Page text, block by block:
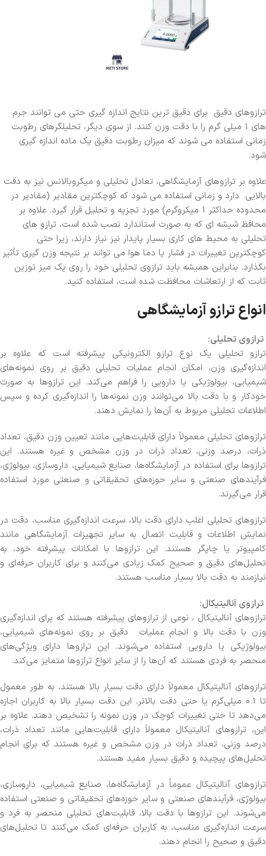
ترازوهای دقیق برای دقیق ترین نتایج اندازه گیری حتی می توانند جرم
های 1 میلی گرم را با دقت وزن کنند. از سوی دیگر، تحلیلگرهای رطوبت
زمانی استفاده می شوند که میزان رطوبت دقیق یک ماده اندازه گیری
شود.
علاوه بر ترازوهای آزمایشگاهی، تعادل تحلیلی و میکروبالانس نیز به دقت
بالایی دارد و زمانی استفاده می شود که کوچکترین مقادیر (مقادیر در
محدوده حداکثر 1 میکروگرم) مورد تجزیه و تحلیل قرار گیرد. علاوه بر
محافظ شیشه ای که به صورت استاندارد نصب شده است، ترازو های
تحلیلی به محیط های کاری بسیار پایدار نیز نیاز دارند، زیرا حتی
کوچکترین تغییرات در فشار یا دما هوا می تواند بر نتیجه وزن گیری تأثیر
بگذارد. بنابراین همیشه باید ترازوی تحلیلی خود را روی یک میز توزین
ثابت که از ارتعاشات محافظت شده است، استفاده کنید.
انواع ترازو آزمایشگاهی
ترازوی تحلیلی:
ترازو تحلیلی یک نوع ترازو الکترونیکی پیشرفته است که علاوه بر
اندازه‌گیری وزن، امکان انجام عملیات تحلیلی دقیق بر روی نمونه‌های
شیمیایی، بیولوژیکی یا دارویی را فراهم می‌کند. این ترازوها به صورت
خودکار و با دقت بالا می‌توانند وزن نمونه‌ها را اندازه‌گیری کرده و سپس
اطلاعات تحلیلی مربوط به آن‌ها را نمایش دهند.
ترازوهای تحلیلی معمولاً دارای قابلیت‌هایی مانند تعیین وزن دقیق، تعداد
ذرات، درصد وزنی، تعداد ذرات در وزن مشخص و غیره هستند. این
ترازوها برای استفاده در آزمایشگاه‌ها، صنایع شیمیایی، داروسازی، بیولوژی،
فرآیندهای صنعتی و سایر حوزه‌های تحقیقاتی و صنعتی مورد استفاده
قرار می‌گیرند.
ترازوهای تحلیلی اغلب دارای دقت بالا، سرعت اندازه‌گیری مناسب، دقت در
نمایش اطلاعات و قابلیت اتصال به سایر تجهیزات آزمایشگاهی مانند
کامپیوتر یا چاپگر هستند. این ترازوها با امکانات پیشرفته خود، به
تحلیل‌های دقیق و صحیح کمک زیادی می‌کنند و برای کاربران حرفه‌ای و
نیازمند به دقت بالا بسیار مناسب هستند.
ترازوی آنالیتیکال:
ترازوهای آنالیتیکال ، نوعی از ترازوهای پیشرفته هستند که برای اندازه‌گیری
وزن با دقت بالا و انجام عملیات دقیق بر روی نمونه‌های شیمیایی،
بیولوژیکی یا دارویی استفاده می‌شوند. این ترازوها دارای ویژگی‌های
منحصر به فردی هستند که آن‌ها را از سایر انواع ترازوها متمایز می‌کند.
ترازوهای آنالیتیکال معمولاً دارای دقت بسیار بالا هستند، به طور معمول
تا 0.1 میلی‌گرم یا حتی دقت بالاتر. این دقت بسیار بالا به کاربران اجازه
می‌دهد تا حتی تغییرات کوچک در وزن نمونه را تشخیص دهند. علاوه بر
این، ترازوهای آنالیتیکال معمولاً دارای قابلیت‌هایی مانند تعداد ذرات،
درصد وزنی، تعداد ذرات در وزن مشخص و غیره هستند که برای انجام
تحلیل‌های پیچیده و دقیق بسیار مفید هستند.
ترازوهای آنالیتیکال عموماً در آزمایشگاه‌ها، صنایع شیمیایی، داروسازی،
بیولوژی، فرآیندهای صنعتی و سایر حوزه‌های تحقیقاتی و صنعتی استفاده
می‌شوند. این ترازوها با دقت بالا، قابلیت‌های تحلیلی منحصر به فرد و
سرعت اندازه‌گیری مناسب، به کاربران حرفه‌ای کمک می‌کنند تا تحلیل‌های
دقیق و صحیح را انجام دهند.